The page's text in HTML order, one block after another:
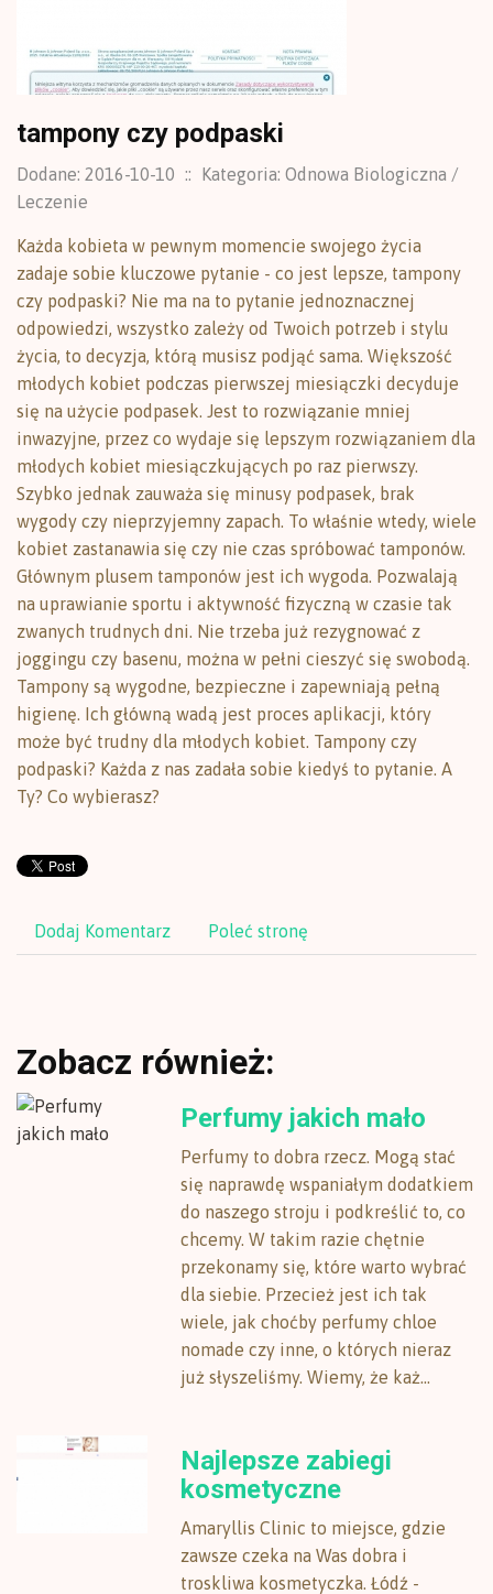
tampony czy podpaski
Dodane: 2016-10-10 ::
Kategoria: Odnowa Biologiczna /
Leczenie
Każda kobieta w pewnym momencie swojego życia
zadaje sobie kluczowe pytanie - co jest lepsze, tampony
czy podpaski? Nie ma na to pytanie jednoznacznej
odpowiedzi, wszystko zależy od Twoich potrzeb i stylu
życia, to decyzja, którą musisz podjąć sama. Większość
młodych kobiet podczas pierwszej miesiączki decyduje
się na użycie podpasek. Jest to rozwiązanie mniej
inwazyjne, przez co wydaje się lepszym rozwiązaniem dla
młodych kobiet miesiączkujących po raz pierwszy.
Szybko jednak zauważa się minusy podpasek, brak
wygody czy nieprzyjemny zapach. To właśnie wtedy, wiele
kobiet zastanawia się czy nie czas spróbować tamponów.
Głównym plusem tamponów jest ich wygoda. Pozwalają
na uprawianie sportu i aktywność fizyczną w czasie tak
zwanych trudnych dni. Nie trzeba już rezygnować z
joggingu czy basenu, można w pełni cieszyć się swobodą.
Tampony są wygodne, bezpieczne i zapewniają pełną
higienę. Ich główną wadą jest proces aplikacji, który
może być trudny dla młodych kobiet. Tampony czy
podpaski? Każda z nas zadała sobie kiedyś to pytanie. A
Ty? Co wybierasz?
Dodaj Komentarz Poleć stronę
Zobacz również:
Perfumy jakich mało
Perfumy to dobra rzecz. Mogą stać
się naprawdę wspaniałym dodatkiem
do naszego stroju i podkreślić to, co
chcemy. W takim razie chętnie
przekonamy się, które warto wybrać
dla siebie. Przecież jest ich tak
wiele, jak choćby perfumy chloe
nomade czy inne, o których nieraz
już słyszeliśmy. Wiemy, że każ...
Najlepsze zabiegi
kosmetyczne
Amaryllis Clinic to miejsce, gdzie
zawsze czeka na Was dobra i
troskliwa kosmetyczka. Łódź -